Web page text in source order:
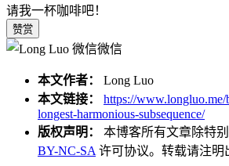
请我一杯咖啡吧！
赞赏
微信
本文作者： Long Luo
本文链接：
https://www.longluo.me/
longest-harmonious-subsequence/
版权声明： 本博客所有文章除特
BY-NC-SA 许可协议。转载请注明